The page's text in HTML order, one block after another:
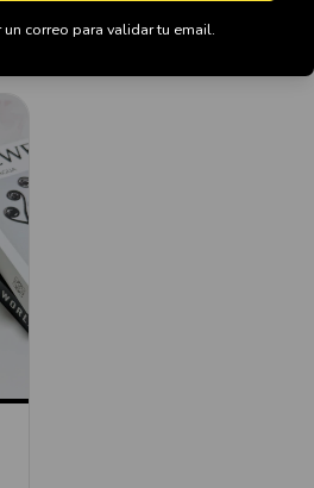
un correo para validar tu email.